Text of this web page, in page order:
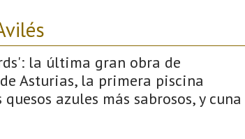
la última gran obra de
Asturias, la primera piscina
azules más sabrosos, y cuna